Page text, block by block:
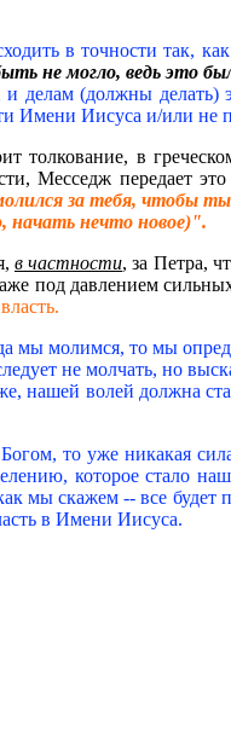
в точности так,
не могло, ведь это
делам (должны делать)
Имени Иисуса и/или не
толкование, в
Месседж передает
за тебя, чтобы ты
начать нечто новое)".
в частности, за Петра,
под давлением
мы молимся, то мы
не молчать, но
нашей волей должна
Богом, то уже никакая
которое стало
мы скажем -- все
в Имени Иисуса.